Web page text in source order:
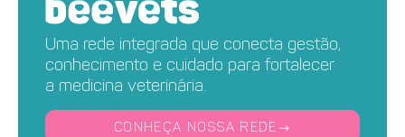
Uma rede integrada que conecta gestão,
conhecimento e cuidado para fortalecer
a medicina veterinária.
CONHEÇA NOSSA REDE